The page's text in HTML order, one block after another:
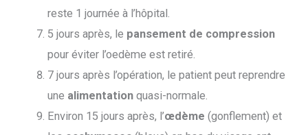
reste 1 journée à l’hôpital.
5 jours après, le pansement de compression
pour éviter l’oedème est retiré.
7 jours après l’opération, le patient peut reprendre
une alimentation quasi-normale.
Environ 15 jours après, l’œdème (gonflement) et